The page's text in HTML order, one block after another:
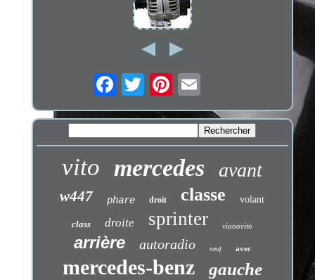
vito mercedes avant
w447 phare droit classe volant
class droite sprinter vianovito
arrière autoradio neuf avec
mercedes-benz gauche